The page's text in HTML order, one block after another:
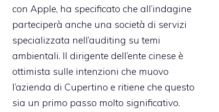
con Apple, ha specificato che all’indagine
parteciperà anche una società di servizi
specializzata nell’auditing su temi
ambientali. Il dirigente dell’ente cinese è
ottimista sulle intenzioni che muovo
l’azienda di Cupertino e ritiene che questo
sia un primo passo molto significativo.